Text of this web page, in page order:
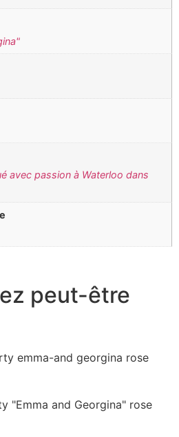
avec passion à Waterloo dans
peut-être
"Emma and Georgina" rose